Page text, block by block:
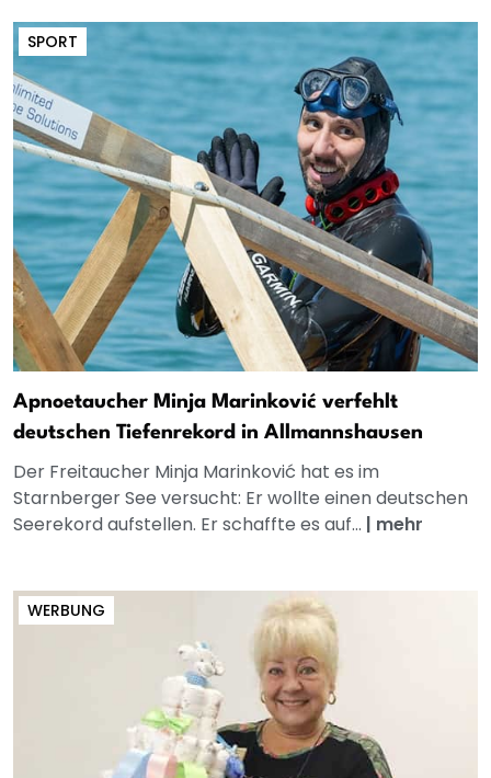
SPORT
Apnoetaucher Minja Marinković verfehlt
deutschen Tiefenrekord in Allmannshausen
Der Freitaucher Minja Marinković hat es im
Starnberger See versucht: Er wollte einen deutschen
Seerekord aufstellen. Er schaffte es auf... | mehr
WERBUNG